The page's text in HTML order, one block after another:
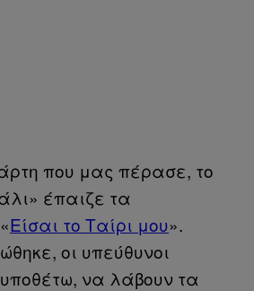
που μας πέρασε, το
έπαιζε τα
Είσαι το Ταίρι μου».
οι υπεύθυνοι
να λάβουν τα